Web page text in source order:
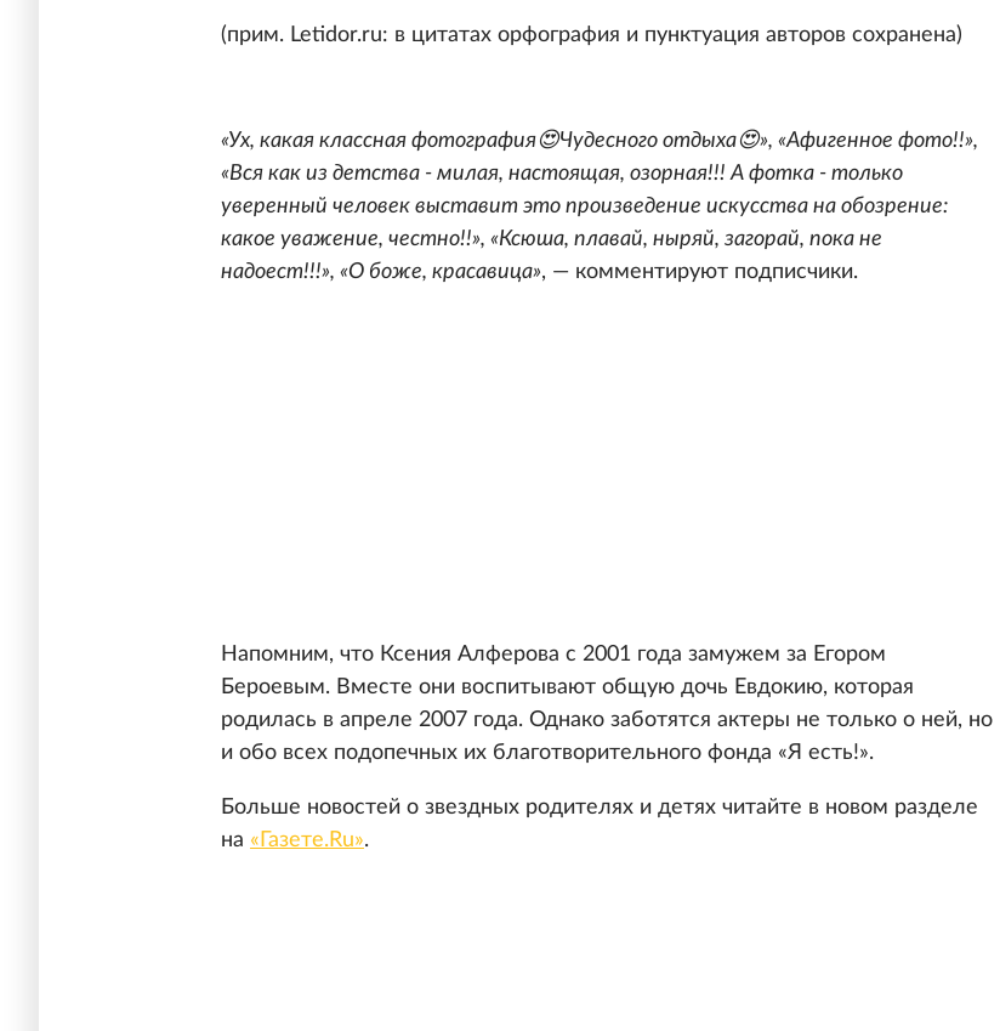
(прим. Letidor.ru: в цитатах орфография и пунктуация авторов сохранена)
«Ух, какая классная фотография😍Чудесного отдыха😍», «Афигенное фото!!»,
«Вся как из детства - милая, настоящая, озорная!!! А фотка - только
уверенный человек выставит это произведение искусства на обозрение:
какое уважение, честно!!», «Ксюша, плавай, ныряй, загорай, пока не
надоест!!!», «О боже, красавица», — комментируют подписчики.
Напомним, что Ксения Алферова с 2001 года замужем за Егором
Бероевым. Вместе они воспитывают общую дочь Евдокию, которая
родилась в апреле 2007 года. Однако заботятся актеры не только о ней, но
и обо всех подопечных их благотворительного фонда «Я есть!».
Больше новостей о звездных родителях и детях читайте в новом разделе
на «Газете.Ru».